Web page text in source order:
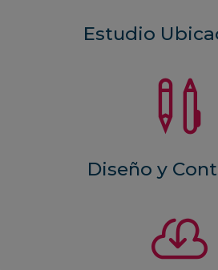
Estudio

Diseño y
